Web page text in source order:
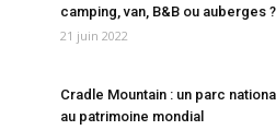
camping, van, B&B ou auberges ?
21 juin 2022
Cradle Mountain : un parc national
au patrimoine mondial